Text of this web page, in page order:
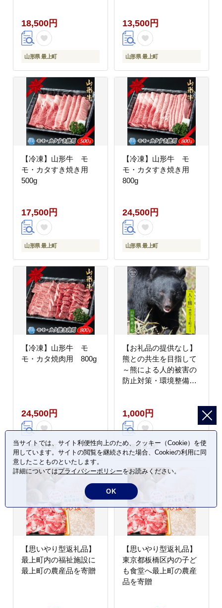
18,500円
山形県 最上町
13,500円
山形県 最上町
【冷凍】山形牛 モ
モ・カタすき焼き用
500g
17,500円
山形県 最上町
【冷凍】山形牛 モ
モ・カタすき焼き用
800g
24,500円
山形県 最上町
【冷凍】山形牛 モ
モ・カタ焼肉用 800g
24,500円
山形県 最上町
【お礼品の提供なし】
熊との共生を目指して
～熊による人的被害の
防止対策・環境整備へ
1,000円
山形県 最上町
【思いやり型返礼品】
最上町内の福祉施設に
最上町の農産品を寄贈
【思いやり型返礼品】
東京都板橋区内の子ど
も食堂へ最上町の農産
品を寄贈
当サイトでは、サイト利便性向上のため、クッキー（Cookie）を使
用しています。サイトの閲覧を継続された場合、Cookieの利用に同
意したことものといたします。
詳細についてはプライバシーポリシーをお読みください。
OK